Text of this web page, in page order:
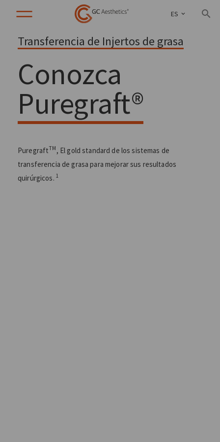
ES
Transferencia de Injertos de grasa
Conozca
Puregraft®
PuregraftTM ️, El gold standard de los sistemas de
transferencia de grasa para mejorar sus resultados
quirúrgicos. 1